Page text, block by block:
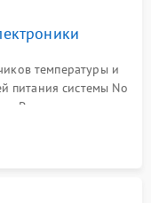
температуры и
питания системы No
Ремонт или замена